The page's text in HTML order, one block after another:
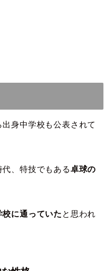
身中学校も公表されて
、特技でもある卓球の
に通っていた と思われ